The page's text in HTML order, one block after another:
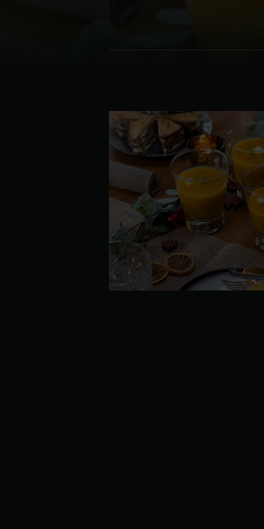
Germany | Deutschland
Greece | Ελλάδα
Hungary | Magyarország